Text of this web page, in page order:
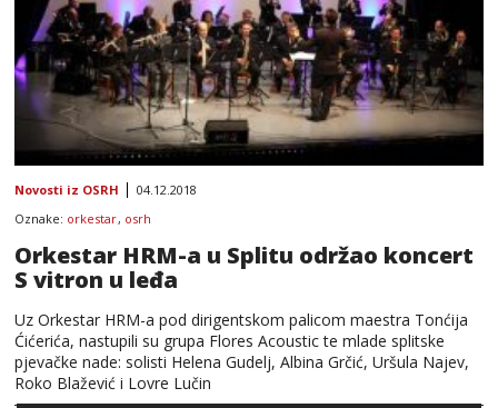
Novosti iz OSRH
04.12.2018
Oznake: orkestar, osrh
Orkestar HRM-a u Splitu održao koncert
S vitron u leđa
Uz Orkestar HRM-a pod dirigentskom palicom maestra Tonćija
Ćićerića, nastupili su grupa Flores Acoustic te mlade splitske
pjevačke nade: solisti Helena Gudelj, Albina Grčić, Uršula Najev,
Roko Blažević i Lovre Lučin